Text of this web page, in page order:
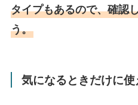
タイプもあるので、確認
う。
気になるときだけに